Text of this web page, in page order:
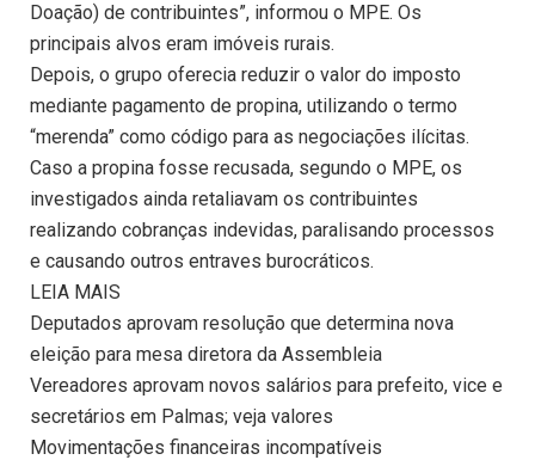
Doação) de contribuintes”, informou o MPE. Os
principais alvos eram imóveis rurais.
Depois, o grupo oferecia reduzir o valor do imposto
mediante pagamento de propina, utilizando o termo
“merenda” como código para as negociações ilícitas.
Caso a propina fosse recusada, segundo o MPE, os
investigados ainda retaliavam os contribuintes
realizando cobranças indevidas, paralisando processos
e causando outros entraves burocráticos.
LEIA MAIS
Deputados aprovam resolução que determina nova
eleição para mesa diretora da Assembleia
Vereadores aprovam novos salários para prefeito, vice e
secretários em Palmas; veja valores
Movimentações financeiras incompatíveis